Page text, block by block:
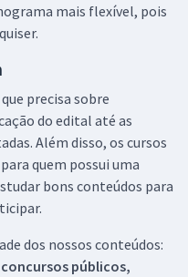
mais flexível, pois
precisa sobre
do edital até as
Além disso, os cursos
quem possui uma
bons conteúdos para
dos nossos conteúdos:
concursos públicos,